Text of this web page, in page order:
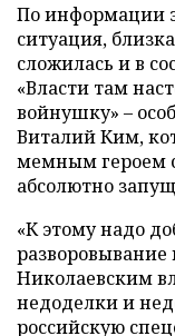
По информации
ситуация,
сложилась и в
«Власти там
войнушку» –
Виталий Ким,
мемным героем
абсолютно
«К этому надо
разворовывание
Николаевским
недоделки и
российскую